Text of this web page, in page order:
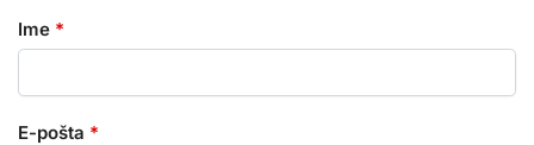
Ime *
E-pošta *